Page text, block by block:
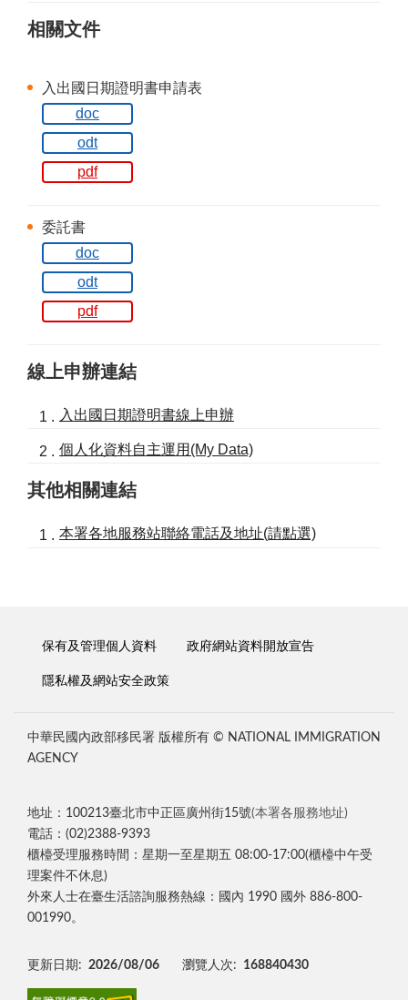
相關文件
入出國日期證明書申請表
doc
odt
pdf
委託書
doc
odt
pdf
線上申辦連結
入出國日期證明書線上申辦
個人化資料自主運用(My Data)
其他相關連結
本署各地服務站聯絡電話及地址(請點選)
保有及管理個人資料 政府網站資料開放宣告
隱私權及網站安全政策
中華民國內政部移民署 版權所有 © NATIONAL IMMIGRATION
AGENCY
地址：100213臺北市中正區廣州街15號(本署各服務地址)
電話：(02)2388-9393
櫃檯受理服務時間：星期一至星期五 08:00-17:00(櫃檯中午受
理案件不休息)
外來人士在臺生活諮詢服務熱線：國內 1990 國外 886-800-
001990。
更新日期: 2026/08/06 瀏覽人次: 168840430